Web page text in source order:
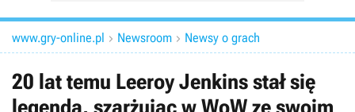
www.gry-online.pl  Newsroom  Newsy o grach
20 lat temu Leeroy Jenkins stał się